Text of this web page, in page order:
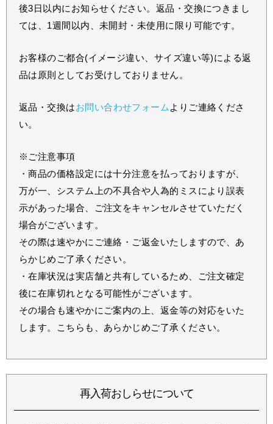
後3日以内にお知らせください。返品・交換につきまし
ては、1週間以内、未開封・未使用に限り可能です。
お客様のご都合(イメージ違い、サイズ違い等)による返
品は原則としてお受けしておりません。
返品・交換はお問い合わせフォーム よりご連絡くださ
い。
※ご注意事項
・商品の価格設定には十分注意を払っておりますが、
万が一、システム上の不具合や人為的ミスにより誤表
示があった場合、ご注文をキャンセルさせていただく
場合がございます。
その際は速やかにご連絡・ご返金いたしますので、あ
らかじめご了承ください。
・在庫状況は実店舗と共有しているため、ご注文確定
後に在庫切れとなる可能性がございます。
その場合も速やかにご案内の上、返金等の対応をいた
します。こちらも、あらかじめご了承ください。
再入荷おしらせについて